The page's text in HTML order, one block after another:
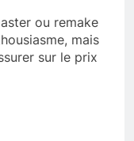
ou remake
mais
sur le prix